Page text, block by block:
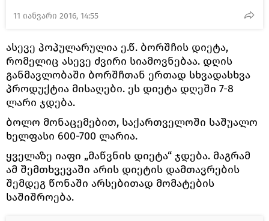
11 იანვარი 2016, 14:55
ასევე პოპულარულია ე.წ. ბორშჩის დიეტა,
რომელიც ასევე ძვირი სიამოვნებაა. დღის
განმავლობაში ბორშჩთან ერთად სხვადასხვა
პროდუქტია მისაღები. ეს დიეტა დღეში 7-8
ლარი ჯდება.
ბოლო მონაცემებით, საქართველოში საშუალო
ხელფასი 600-700 ლარია.
ყველაზე იაფი „მაწვნის დიეტა“ ჯდება. მაგრამ
ამ შემთხვევაში არის დიეტის დამთავრების
შემდეგ წონაში არსებითად მომატების
საშიშროება.